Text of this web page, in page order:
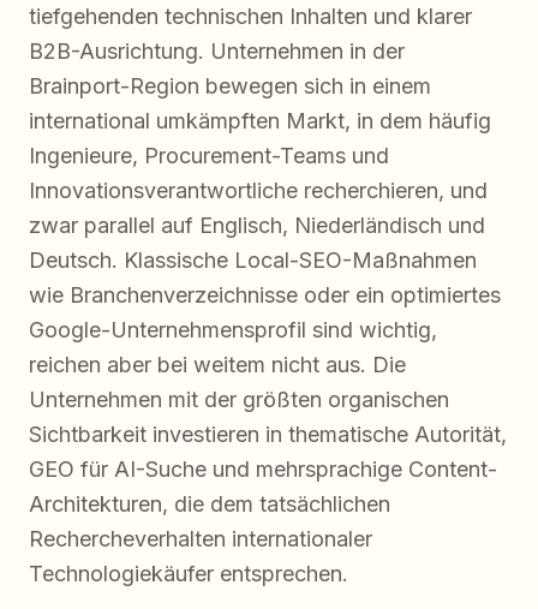
tiefgehenden technischen Inhalten und klarer
B2B-Ausrichtung. Unternehmen in der
Brainport-Region bewegen sich in einem
international umkämpften Markt, in dem häufig
Ingenieure, Procurement-Teams und
Innovationsverantwortliche recherchieren, und
zwar parallel auf Englisch, Niederländisch und
Deutsch. Klassische Local-SEO-Maßnahmen
wie Branchenverzeichnisse oder ein optimiertes
Google-Unternehmensprofil sind wichtig,
reichen aber bei weitem nicht aus. Die
Unternehmen mit der größten organischen
Sichtbarkeit investieren in thematische Autorität,
GEO für AI-Suche und mehrsprachige Content-
Architekturen, die dem tatsächlichen
Rechercheverhalten internationaler
Technologiekäufer entsprechen.